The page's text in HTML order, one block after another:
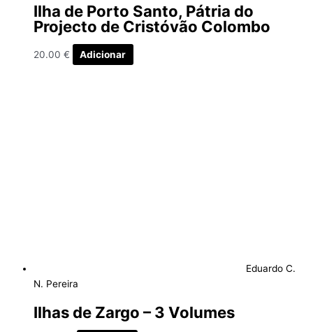
Ilha de Porto Santo, Pátria do
Projecto de Cristóvão Colombo
20.00 € Adicionar
Eduardo C.
N. Pereira
Ilhas de Zargo – 3 Volumes